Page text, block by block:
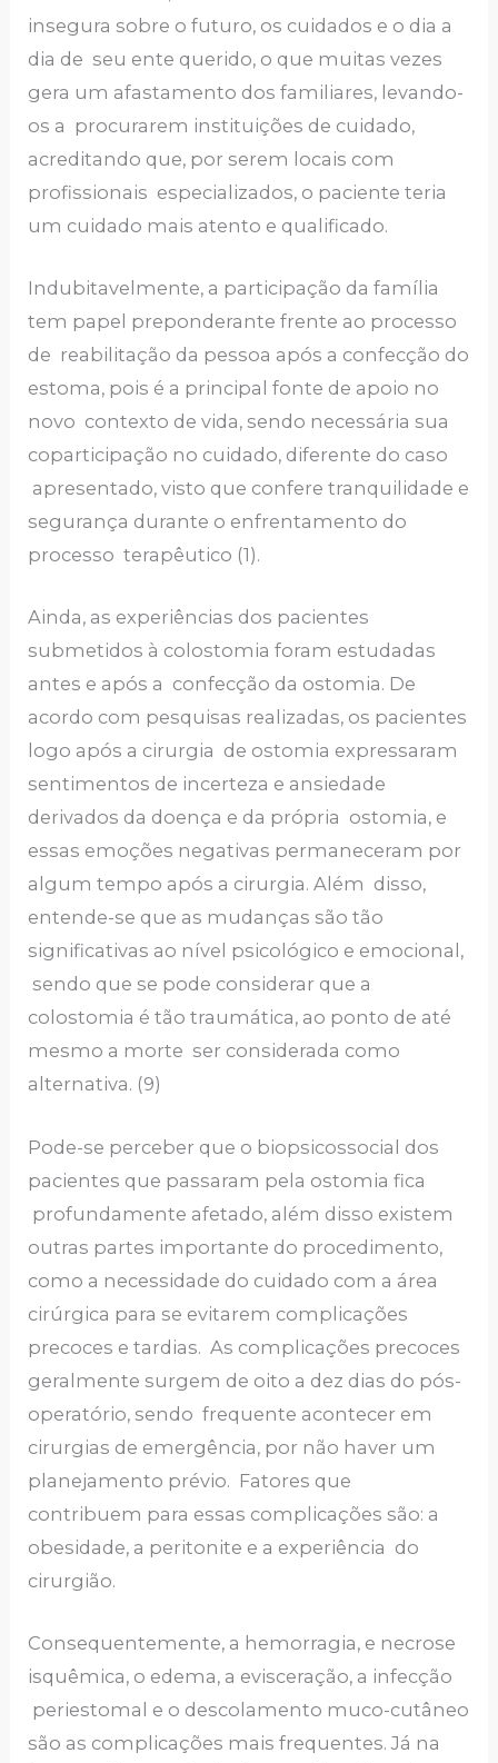
insegura sobre o futuro, os cuidados e o dia a
dia de seu ente querido, o que muitas vezes
gera um afastamento dos familiares, levando-
os a procurarem instituições de cuidado,
acreditando que, por serem locais com
profissionais especializados, o paciente teria
um cuidado mais atento e qualificado.
Indubitavelmente, a participação da família
tem papel preponderante frente ao processo
de reabilitação da pessoa após a confecção do
estoma, pois é a principal fonte de apoio no
novo contexto de vida, sendo necessária sua
coparticipação no cuidado, diferente do caso
apresentado, visto que confere tranquilidade e
segurança durante o enfrentamento do
processo terapêutico (1).
Ainda, as experiências dos pacientes
submetidos à colostomia foram estudadas
antes e após a confecção da ostomia. De
acordo com pesquisas realizadas, os pacientes
logo após a cirurgia de ostomia expressaram
sentimentos de incerteza e ansiedade
derivados da doença e da própria ostomia, e
essas emoções negativas permaneceram por
algum tempo após a cirurgia. Além disso,
entende-se que as mudanças são tão
significativas ao nível psicológico e emocional,
sendo que se pode considerar que a
colostomia é tão traumática, ao ponto de até
mesmo a morte ser considerada como
alternativa. (9)
Pode-se perceber que o biopsicossocial dos
pacientes que passaram pela ostomia fica
profundamente afetado, além disso existem
outras partes importante do procedimento,
como a necessidade do cuidado com a área
cirúrgica para se evitarem complicações
precoces e tardias. As complicações precoces
geralmente surgem de oito a dez dias do pós-
operatório, sendo frequente acontecer em
cirurgias de emergência, por não haver um
planejamento prévio. Fatores que
contribuem para essas complicações são: a
obesidade, a peritonite e a experiência do
cirurgião.
Consequentemente, a hemorragia, e necrose
isquêmica, o edema, a evisceração, a infecção
periestomal e o descolamento muco-cutâneo
são as complicações mais frequentes. Já na